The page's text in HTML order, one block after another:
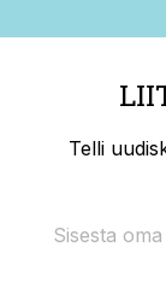
Telli